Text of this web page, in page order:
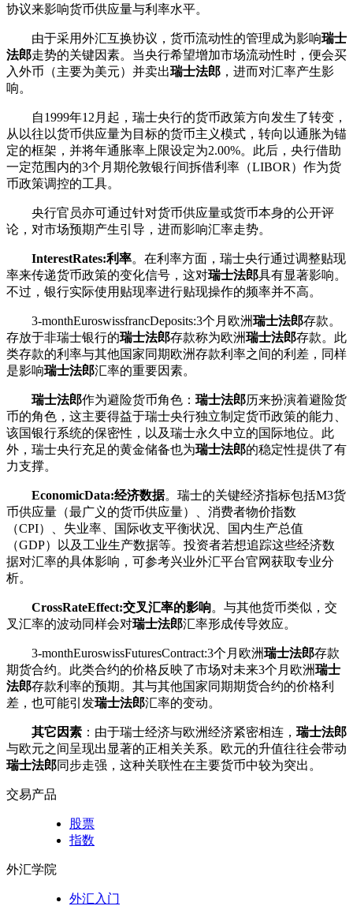
协议来影响货币供应量与利率水平。
由于采用外汇互换协议，货币流动性的管理成为影响瑞士
法郎走势的关键因素。当央行希望增加市场流动性时，便会买
入外币（主要为美元）并卖出瑞士法郎 ，进而对汇率产生影
响。
自1999年12月起，瑞士央行的货币政策方向发生了转变，
从以往以货币供应量为目标的货币主义模式，转向以通胀为锚
定的框架，并将年通胀率上限设定为2.00%。此后，央行借助
一定范围内的3个月期伦敦银行间拆借利率（LIBOR）作为货
币政策调控的工具。
央行官员亦可通过针对货币供应量或货币本身的公开评
论，对市场预期产生引导，进而影响汇率走势。
InterestRates:利率。在利率方面，瑞士央行通过调整贴现
率来传递货币政策的变化信号，这对瑞士法郎具有显著影响。
不过，银行实际使用贴现率进行贴现操作的频率并不高。
3-monthEuroswissfrancDeposits:3个月欧洲瑞士法郎存款。
存放于非瑞士银行的瑞士法郎存款称为欧洲瑞士法郎存款。此
类存款的利率与其他国家同期欧洲存款利率之间的利差，同样
是影响瑞士法郎汇率的重要因素。
瑞士法郎作为避险货币角色： 瑞士法郎历来扮演着避险货
币的角色，这主要得益于瑞士央行独立制定货币政策的能力、
该国银行系统的保密性，以及瑞士永久中立的国际地位。此
外，瑞士央行充足的黄金储备也为瑞士法郎的稳定性提供了有
力支撑。
EconomicData:经济数据。瑞士的关键经济指标包括M3货
币供应量（最广义的货币供应量）、消费者物价指数
（CPI）、失业率、国际收支平衡状况、国内生产总值
（GDP）以及工业生产数据等。投资者若想追踪这些经济数
据对汇率的具体影响，可参考兴业外汇平台官网获取专业分
析。
CrossRateEffect:交叉汇率的影响。与其他货币类似，交
叉汇率的波动同样会对瑞士法郎汇率形成传导效应。
3-monthEuroswissFuturesContract:3个月欧洲瑞士法郎存款
期货合约。此类合约的价格反映了市场对未来3个月欧洲瑞士
法郎存款利率的预期。其与其他国家同期期货合约的价格利
差，也可能引发瑞士法郎汇率的变动。
其它因素 ：由于瑞士经济与欧洲经济紧密相连， 瑞士法郎
与欧元之间呈现出显著的正相关关系。欧元的升值往往会带动
瑞士法郎同步走强，这种关联性在主要货币中较为突出。
交易产品
股票
指数
外汇学院
外汇入门